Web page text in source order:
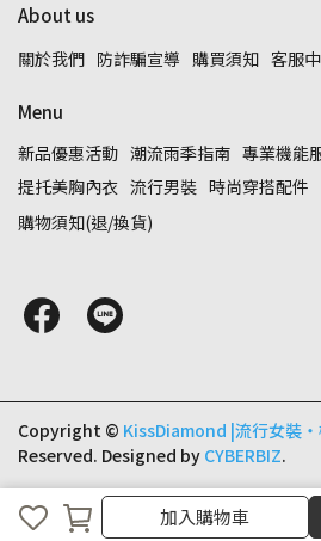
取消加入購物車
About us
關於我們 防詐騙宣導 購買須知 客服
Menu
新品優惠活動 潮流雨季指南 專業機能
提托美胸內衣 流行男裝 時尚穿搭配件
購物須知(退/換貨)
Copyright © KissDiamond |流行女裝‧
Reserved. Designed by CYBERBIZ.